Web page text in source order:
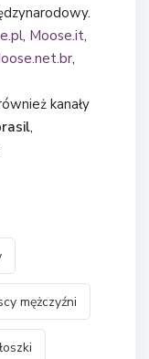
, Moose.it,
,
kanały
,
mężczyźni